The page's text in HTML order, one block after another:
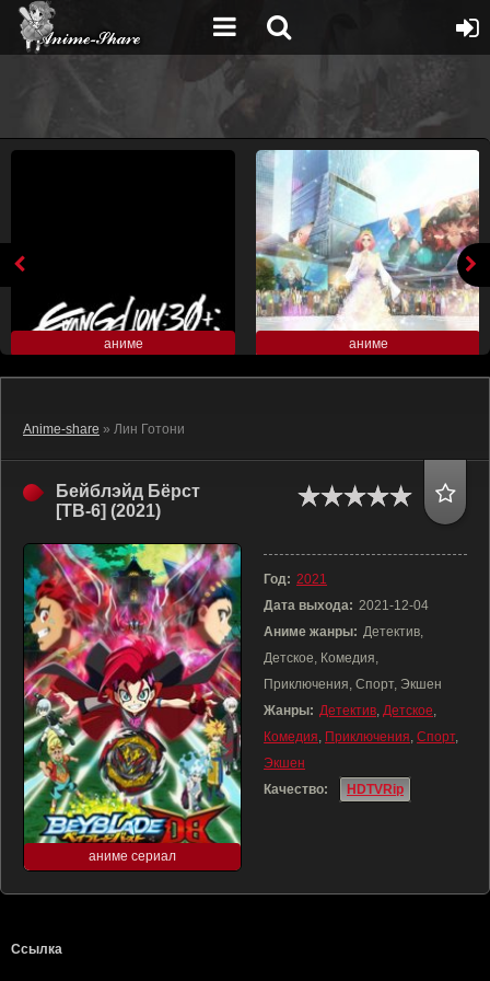
аниме аниме
Anime-share » Лин Готони
Бейблэйд Бёрст
[ТВ-6] (2021)
аниме сериал
Год: 2021
Дата выхода: 2021-12-04
Аниме жанры: Детектив,
Детское, Комедия,
Приключения, Спорт, Экшен
Жанры: Детектив, Детское,
Комедия, Приключения, Спорт,
Экшен
Качество:
HDTVRip
Ссылка